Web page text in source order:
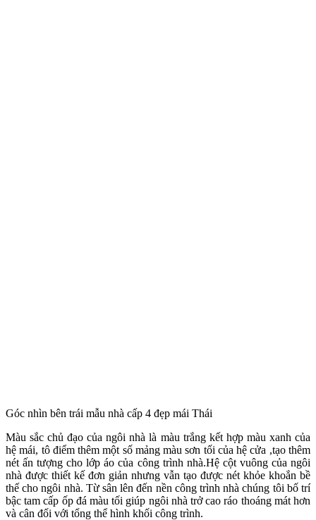
Góc nhìn bên trái mẫu nhà cấp 4 đẹp mái Thái
Màu sắc chủ đạo của ngôi nhà là màu trắng kết hợp màu xanh của
hệ mái, tô điểm thêm một số mảng màu sơn tối của hệ cửa ,tạo thêm
nét ấn tượng cho lớp áo của công trình nhà.Hệ cột vuông của ngôi
nhà được thiết kế đơn giản nhưng vẫn tạo được nét khỏe khoắn bề
thế cho ngôi nhà. Từ sân lên đến nền công trình nhà chúng tôi bố trí
bậc tam cấp ốp đá màu tối giúp ngôi nhà trở cao ráo thoáng mát hơn
và cân đối với tổng thể hình khối công trình.